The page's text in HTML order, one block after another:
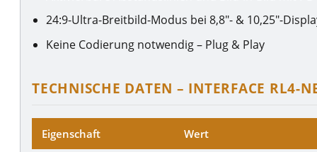
24:9-Ultra-Breitbild-Modus bei 8,8″- & 10,25″-
Keine Codierung notwendig – Plug & Play
TECHNISCHE DATEN – INTERFACE RL4-
Eigenschaft Wert